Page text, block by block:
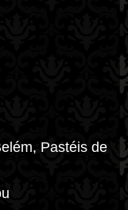
Pastéis de